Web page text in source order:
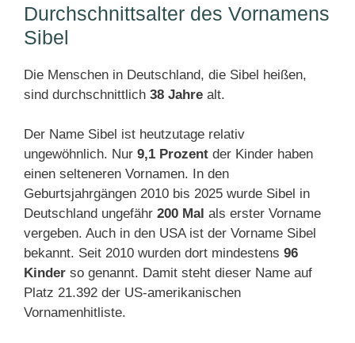
Durchschnittsalter des Vornamens
Sibel
Die Menschen in Deutschland, die Sibel heißen,
sind durchschnittlich 38 Jahre alt.
Der Name Sibel ist heutzutage relativ
ungewöhnlich. Nur 9,1 Prozent der Kinder haben
einen selteneren Vornamen. In den
Geburtsjahrgängen 2010 bis 2025 wurde Sibel in
Deutschland ungefähr 200 Mal als erster Vorname
vergeben. Auch in den USA ist der Vorname Sibel
bekannt. Seit 2010 wurden dort mindestens 96
Kinder so genannt. Damit steht dieser Name auf
Platz 21.392 der US-amerikanischen
Vornamenhitliste.